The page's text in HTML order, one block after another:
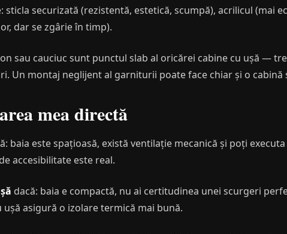
sticla securizată (rezistentă, estetică, scumpă), acrilicul (mai
dar se zgârie în timp).
sau cauciuc sunt punctul slab al oricărei cabine cu ușă —
Un montaj neglijent al garniturii poate face chiar și o cabină
mea directă
baia este spațioasă, există ventilație mecanică și poți
accesibilitate este real.
dacă: baia e compactă, nu ai certitudinea unei scurgeri
asigură o izolare termică mai bună.